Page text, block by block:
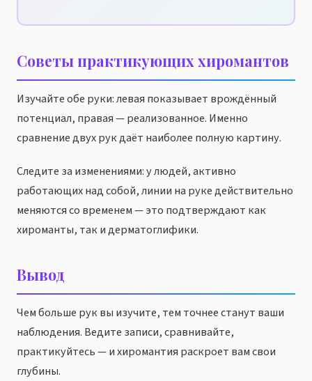
Советы практикующих хиромантов
Изучайте обе руки: левая показывает врождённый
потенциал, правая — реализованное. Именно
сравнение двух рук даёт наиболее полную картину.
Следите за изменениями: у людей, активно
работающих над собой, линии на руке действительно
меняются со временем — это подтверждают как
хироманты, так и дерматоглифики.
Вывод
Чем больше рук вы изучите, тем точнее станут ваши
наблюдения. Ведите записи, сравнивайте,
практикуйтесь — и хиромантия раскроет вам свои
глубины.